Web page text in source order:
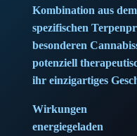
Kombination aus
spezifischen
besonderen
potenziell
ihr einzigartiges
Wirkungen
energiegeladen